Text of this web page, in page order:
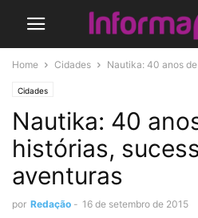
Home Cidades Nautika: 40 anos
Cidades
Nautika: 40
histórias,
aventuras
por Redação - 16 de setembro de 2015